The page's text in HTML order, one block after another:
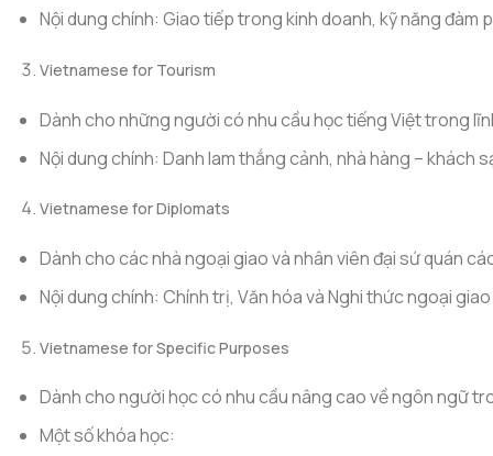
Nội dung chính: Giao tiếp trong kinh doanh, kỹ năng đàm
Vietnamese for Tourism
Dành cho những người có nhu cầu học tiếng Việt trong
Nội dung chính: Danh lam thắng cảnh, nhà hàng – khách
Vietnamese for Diplomats
Dành cho các nhà ngoại giao và nhân viên đại sứ quán
Nội dung chính: Chính trị, Văn hóa và Nghi thức ngoại giao
Vietnamese for Specific Purposes
Dành cho người học có nhu cầu nâng cao về ngôn ngữ
Một số khóa học: